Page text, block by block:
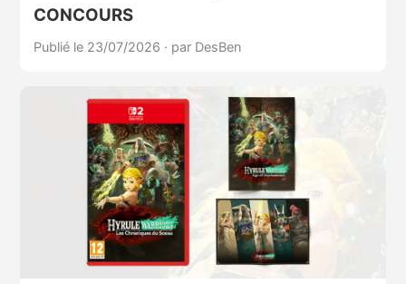
CONCOURS
Publié le 23/07/2026 · par DesBen